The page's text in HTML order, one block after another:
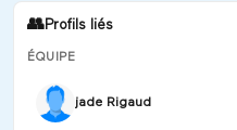
👥Profils liés
ÉQUIPE
jade Rigaud